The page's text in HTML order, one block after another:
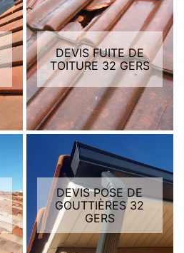
DEVIS FUITE DE
TOITURE 32 GERS
DEVIS POSE DE
GOUTTIÈRES 32
GERS